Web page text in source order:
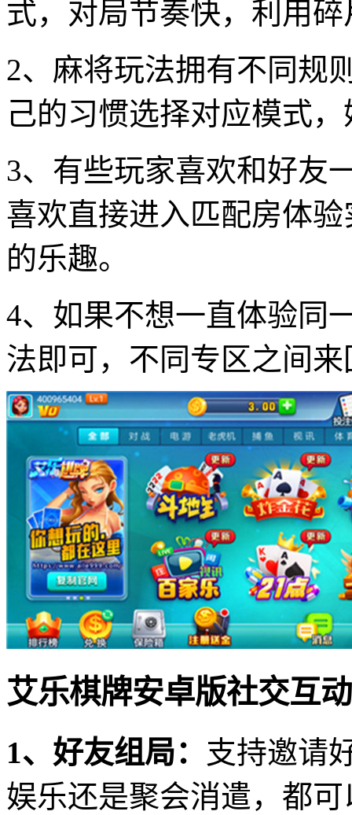
式，对局节奏快，利用
2、麻将玩法拥有不同规
己的习惯选择对应模式
3、有些玩家喜欢和好友
喜欢直接进入匹配房体
的乐趣。
4、如果不想一直体验同
法即可，不同专区之间
艾乐棋牌安卓版社交互
1、好友组局： 支持邀请
娱乐还是聚会消遣，都